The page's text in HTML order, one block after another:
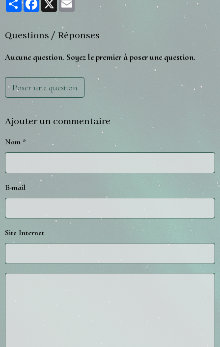
Questions / Réponses
Aucune question. Soyez le premier à poser une question.
Poser une question
Ajouter un commentaire
Nom
E-mail
Site Internet